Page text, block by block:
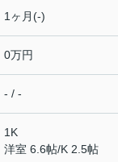
1ヶ月(-)
0万円
- / -
1K
洋室 6.6帖/K 2.5帖